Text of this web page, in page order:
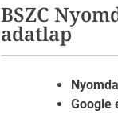
BSZC
adatlap
Google